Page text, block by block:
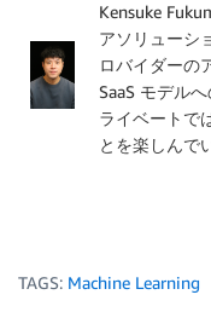
Kensuke
アソリューシ
ロバイダーの
SaaS モデル
ライベートで
とを楽しんで
TAGS: Machine Learning